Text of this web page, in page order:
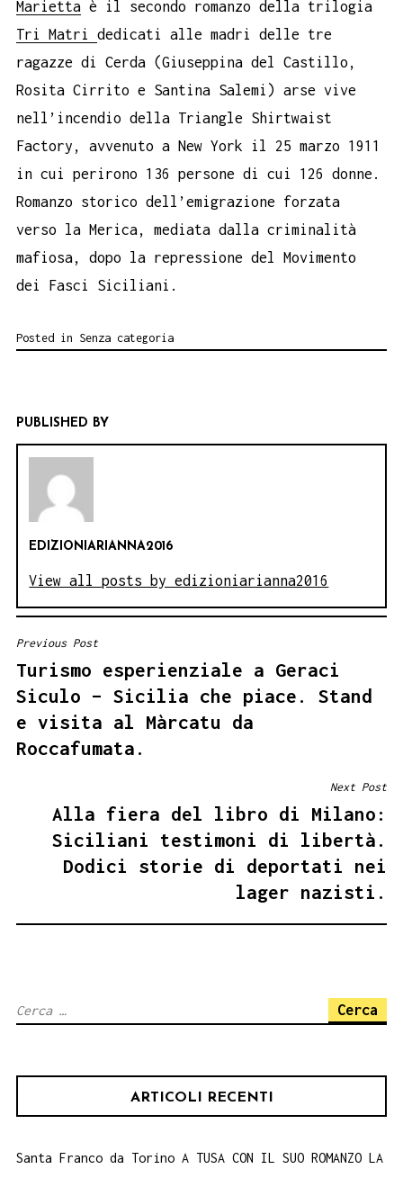
Marietta è il secondo romanzo della trilogia
Tri Matri dedicati alle madri delle tre
ragazze di Cerda (Giuseppina del Castillo,
Rosita Cirrito e Santina Salemi) arse vive
nell’incendio della Triangle Shirtwaist
Factory, avvenuto a New York il 25 marzo 1911
in cui perirono 136 persone di cui 126 donne.
Romanzo storico dell’emigrazione forzata
verso la Merica, mediata dalla criminalità
mafiosa, dopo la repressione del Movimento
dei Fasci Siciliani.
Posted in Senza categoria
PUBLISHED BY
EDIZIONIARIANNA2016
View all posts by edizioniarianna2016
NAVIGAZIONE
ARTICOLI
Previous Post
Turismo esperienziale a Geraci
Siculo – Sicilia che piace. Stand
e visita al Màrcatu da
Roccafumata.
Next Post
Alla fiera del libro di Milano:
Siciliani testimoni di libertà.
Dodici storie di deportati nei
lager nazisti.
Ricerca
ARTICOLI RECENTI
Santa Franco da Torino A TUSA CON IL SUO ROMANZO LA